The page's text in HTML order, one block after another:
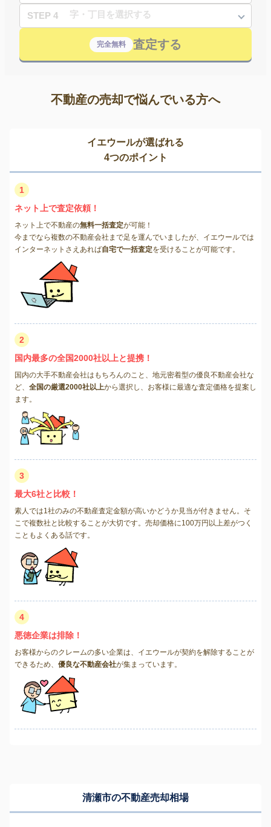
STEP 4
完全無料 査定する
不動産の売却で悩んでいる方へ
イエウールが選ばれる
4つのポイント
1
ネット上で査定依頼！
ネット上で不動産の無料一括査定が可能！
今までなら複数の不動産会社まで足を運んでいましたが、イエウールでは
インターネットさえあれば自宅で一括査定を受けることが可能です。
2
国内最多の全国2000社以上と提携！
国内の大手不動産会社はもちろんのこと、地元密着型の優良不動産会社な
ど、 全国の厳選2000社以上から選択し、お客様に最適な査定価格を提案し
ます。
3
最大6社と比較！
素人では1社のみの不動産査定金額が高いかどうか見当が付きません。そ
こで複数社と比較することが大切です。売却価格に100万円以上差がつく
こともよくある話です。
4
悪徳企業は排除！
お客様からのクレームの多い企業は、イエウールが契約を解除することが
できるため、 優良な不動産会社が集まっています。
清瀬市の不動産売却相場